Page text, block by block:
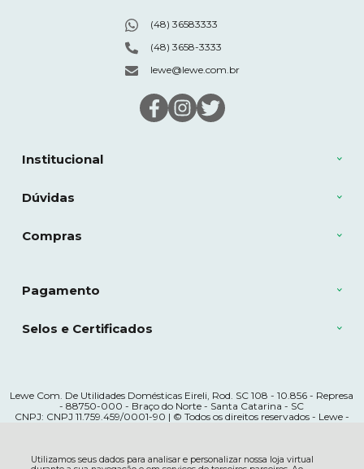
Utilizamos seus dados para analisar e personalizar nossa loja virtual
Institucional
Dúvidas
Compras
(48) 36583333
(48) 3658-3333
lewe@lewe.com.br
Pagamento
Selos e Certificados
Lewe Com. De Utilidades Domésticas Eireli, Rod. SC 108 - 10.856 - Represa
- 88750-000 - Braço do Norte - Santa Catarina - SC
CNPJ: CNPJ 11.759.459/0001-90 | © Todos os direitos reservados - Lewe -